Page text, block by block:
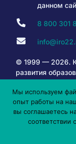
данном
8 800 301
© 1999 — 2026.
развития
Мы используем
опыт работы на
вы соглашаетесь
соответствии